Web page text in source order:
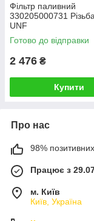
Фільтр паливний
330205000731
UNF
Готово до відправки
2 476 ₴
Купити
Про нас
98% позитивних
Працює з
м. Київ
Київ, Україна